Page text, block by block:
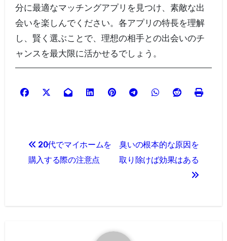
分に最適なマッチングアプリを見つけ、素敵な出
会いを楽しんでください。各アプリの特長を理解
し、賢く選ぶことで、理想の相手との出会いのチ
ャンスを最大限に活かせるでしょう。
稿
20代でマイホームを
購入する際の注意点
臭いの根本的な原因を
取り除けば効果はある